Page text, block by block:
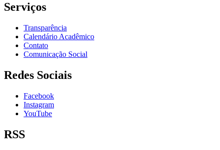
Serviços
Transparência
Calendário Acadêmico
Contato
Comunicação Social
Redes Sociais
Facebook
Instagram
YouTube
RSS